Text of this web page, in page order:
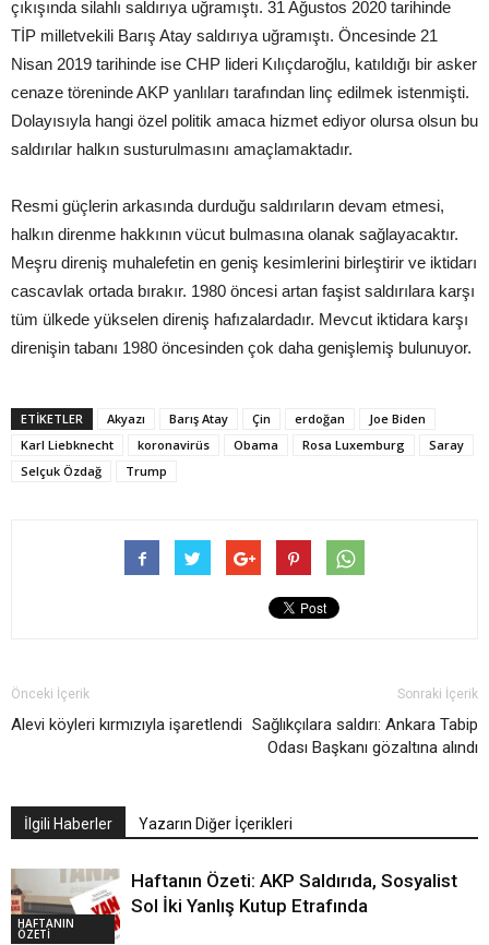
çıkışında silahlı saldırıya uğramıştı. 31 Ağustos 2020 tarihinde
TİP milletvekili Barış Atay saldırıya uğramıştı. Öncesinde 21
Nisan 2019 tarihinde ise CHP lideri Kılıçdaroğlu, katıldığı bir asker
cenaze töreninde AKP yanlıları tarafından linç edilmek istenmişti.
Dolayısıyla hangi özel politik amaca hizmet ediyor olursa olsun bu
saldırılar halkın susturulmasını amaçlamaktadır.
Resmi güçlerin arkasında durduğu saldırıların devam etmesi,
halkın direnme hakkının vücut bulmasına olanak sağlayacaktır.
Meşru direniş muhalefetin en geniş kesimlerini birleştirir ve iktidarı
cascavlak ortada bırakır. 1980 öncesi artan faşist saldırılara karşı
tüm ülkede yükselen direniş hafızalardadır. Mevcut iktidara karşı
direnişin tabanı 1980 öncesinden çok daha genişlemiş bulunuyor.
ETIKETLER Akyazı Barış Atay Çin erdoğan
Joe Biden
Karl Liebknecht
koronavirüs Obama Rosa Luxemburg
Saray
Selçuk Özdağ
Trump
Önceki İçerik
Alevi köyleri kırmızıyla işaretlendi
Sonraki İçerik
Sağlıkçılara saldırı: Ankara Tabip
Odası Başkanı gözaltına alındı
İlgili Haberler Yazarın Diğer İçerikleri
HAFTANIN
ÖZETİ
Haftanın Özeti: AKP Saldırıda, Sosyalist
Sol İki Yanlış Kutup Etrafında